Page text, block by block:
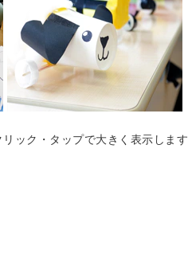
ック・タップで大きく表示します